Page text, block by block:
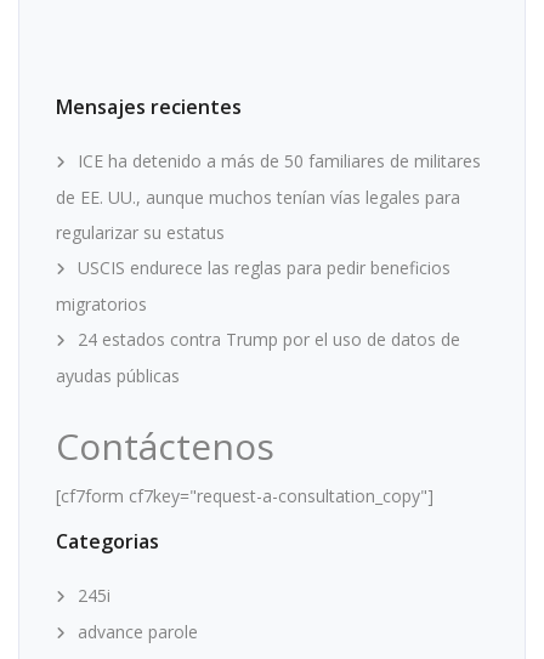
Mensajes recientes
ICE ha detenido a más de 50 familiares de militares
de EE. UU., aunque muchos tenían vías legales para
regularizar su estatus
USCIS endurece las reglas para pedir beneficios
migratorios
24 estados contra Trump por el uso de datos de
ayudas públicas
Contáctenos
[cf7form cf7key="request-a-consultation_copy"]
Categorias
245i
advance parole